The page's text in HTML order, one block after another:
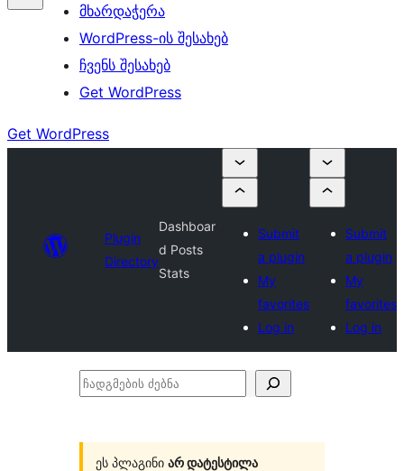
მხარდაჭერა
WordPress-ის შესახებ
ჩვენს შესახებ
Get WordPress
Get WordPress
Plugin
Directory
Dashboar
d Posts
Stats
Submit
a plugin
My
favorites
Log in
Submit
a plugin
My
favorites
Log in
ჩადგმების
ეს პლაგინი არ დატესტილა